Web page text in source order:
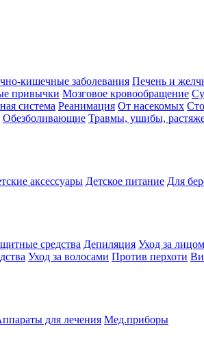
кишечные заболевания Печень и
привычки Мозговое кровообращение
система Реанимация От насекомых
Обезболивающие Травмы, ушибы,
аксессуары Детское питание Для
средства Депиляция Уход за лицом
Уход за волосами Против перхоти
для лечения Мед.приборы